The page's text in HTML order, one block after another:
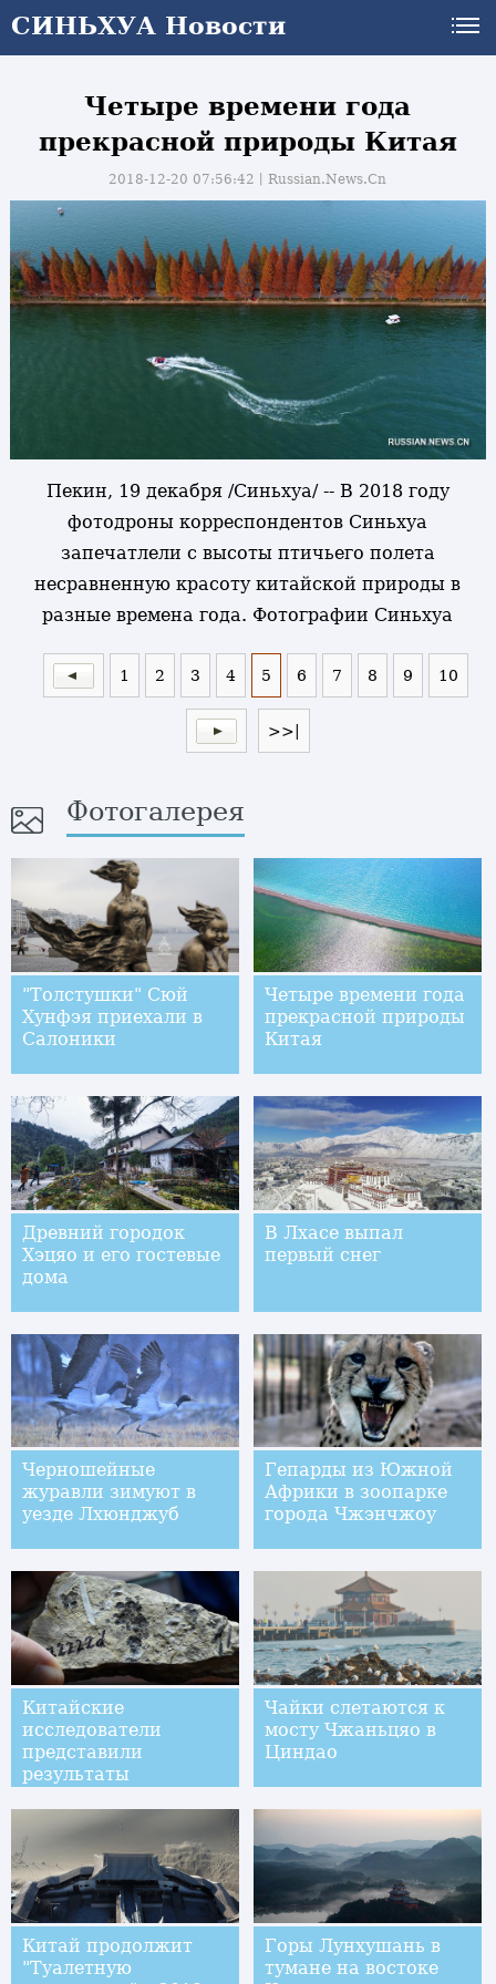
СИНЬХУА Новости
Четыре времени года
прекрасной природы Китая
2018-12-20 07:56:42丨Russian.News.Cn
Пекин, 19 декабря /Синьхуа/ -- В 2018 году
фотодроны корреспондентов Синьхуа
запечатлели с высоты птичьего полета
несравненную красоту китайской природы в
разные времена года. Фотографии Синьхуа
1 2 3 4 5 6 7 8 9 10
>>|
Фотогалерея
"Толстушки" Сюй
Хунфэя приехали в
Салоники
Четыре времени года
прекрасной природы
Китая
Древний городок
Хэцяо и его гостевые
дома
В Лхасе выпал
первый снег
Черношейные
журавли зимуют в
уезде Лхюнджуб
Гепарды из Южной
Африки в зоопарке
города Чжэнчжоу
Китайские
исследователи
представили
результаты
возрастом 174
миллиона лет
Чайки слетаются к
мосту Чжаньцяо в
Циндао
Китай продолжит
"Туалетную
Горы Лунхушань в
тумане на востоке